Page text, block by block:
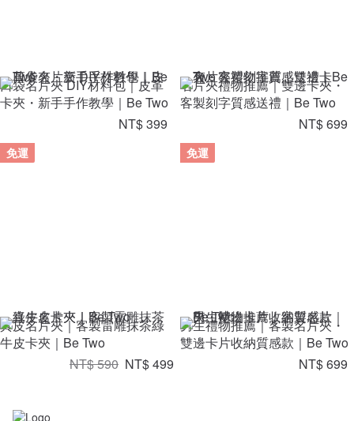
口袋名片夾 DIY材料包｜皮革
卡夾・新手手作教學｜Be Two
NT$ 399
名片夾禮物推薦｜雙邊卡夾・
客製刻字質感送禮｜Be Two
NT$ 699
免運
真皮名片夾｜客製雷雕抹茶綠
牛皮卡夾｜Be Two
NT$ 499
NT$ 590
免運
男生禮物推薦｜客製名片夾・
雙邊卡片收納質感款｜Be Two
NT$ 699